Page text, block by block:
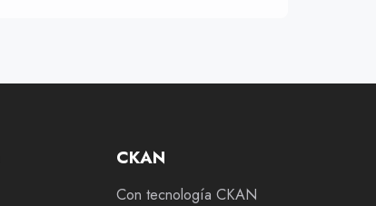
CKAN
Con tecnología CKAN